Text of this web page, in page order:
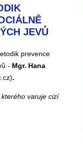
JEVŮ
prevence
- Mgr. Hana
.
varuje cizí